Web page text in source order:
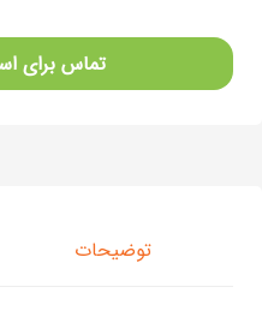
تماس برای
توضیحات